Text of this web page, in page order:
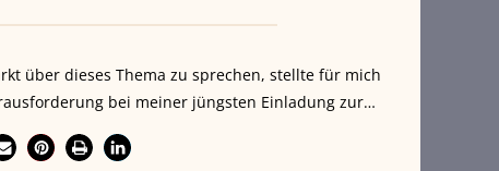
über dieses Thema zu sprechen, stellte für mich
bei meiner jüngsten Einladung zur…